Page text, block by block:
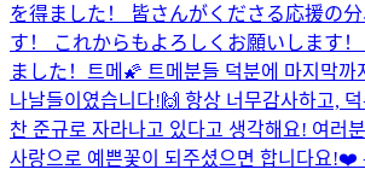
を得ました！ 皆さんがくださる応援の
す！ これからもよろしくお願いします
ました！
트메🌠 트메분들 덕분에 마지막까
나날들이였습니다!🙌 항상 너무감사하고,
찬 준규로 자라나고 있다고 생각해요! 여러
사랑으로 예쁜꽃이 되주셨으면 합니다요!❤️